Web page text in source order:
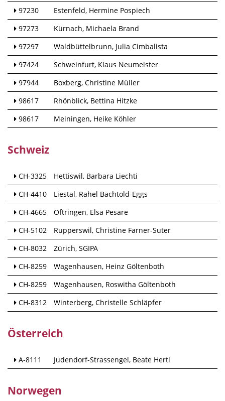
97230
Estenfeld Hermine Pospiech
97273
Kürnach Michaela Brand
97297
Waldbüttelbrunn Julia Cimbalista
97424
Schweinfurt Klaus Neumeister
97944
Boxberg Christine Müller
98617
Rhönblick Bettina Hitzke
98617
Meiningen Heike Köhler
Schweiz
CH-3325 Hettiswil Barbara Liechti
CH-4410
Liestal Rahel Bächtold-Eggs
CH-4665
Oftringen Elsa Pesare
CH-5102
Rupperswil Christine Farner-Suter
CH-8032
Zürich SGIPA
CH-8259
Wagenhausen Heinz Göltenboth
CH-8259
Wagenhausen Roswitha Göltenboth
CH-8312
Winterberg Christelle Schläpfer
Österreich
A-8111 Judendorf-Strassengel Beate Hertl
Norwegen